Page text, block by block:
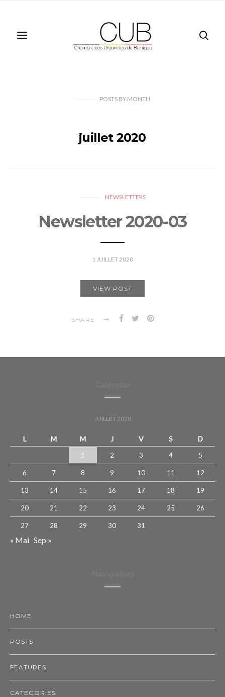
POSTS BYMONTH
juillet 2020
NEWSLETTERS
Newsletter 2020-03
1 JUILLET 2020
VIEW POST
SHARE
JUILLET 2020
L M M J V S D
1 2 3 4 5
6 7 8 9 10 11 12
13 14 15 16 17 18 19
20 21 22 23 24 25 26
27 28 29 30 31
« Mai Sep »
HOME
POSTS
FEATURES
CATEGORIES